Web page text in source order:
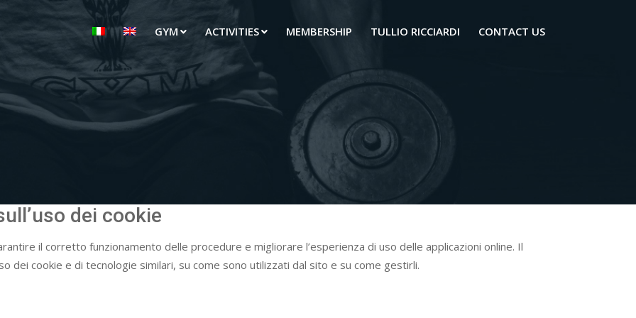
GYM ACTIVITIES MEMBERSHIP TULLIO RICCIARDI CONTACT US
dei cookie
il corretto funzionamento delle procedure e migliorare l’esperienza di uso delle applicazioni online. Il
dei cookie e di tecnologie similari, su come sono utilizzati dal sito e su come gestirli.